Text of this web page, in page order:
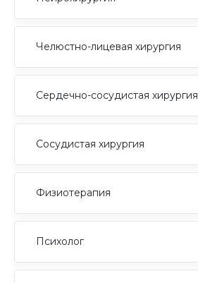
Челюстно-лицевая хирургия
Сердечно-сосудистая хирургия
Сосудистая хирургия
Физиотерапия
Психолог